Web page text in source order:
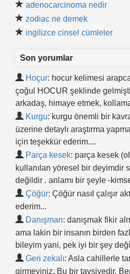
adenocarcinoma nedir
zodiac ne demek
ingilizce cinsel cümleler
Son yorumlar
Hoçur: hocur kelimesi
çoğul HOCUR şeklinde
arkadaş, himaye etmek,
Kurgu: kurgu önemli bir
üzerine detaylı araştırma
için teşekkür ederim....
Parça kesek: parça kesek
kullanılan yöresel bir deyimdir
değildir . anlamı bir şeyle -
Çöğür: Çöğür nasıl çalışır
ederim...
Danışman: danışmak fikir
ama lakin bir insanın birden
bileyim yani, pek iyi bir şey
Geri zekalı: Asla cahillerle
girmeyiniz. Bu bir tavsiyedir.